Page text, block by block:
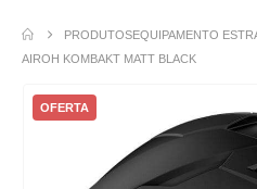
PRODUTOSEQUIPAMENTO
AIROH KOMBAKT MATT BLACK
OFERTA